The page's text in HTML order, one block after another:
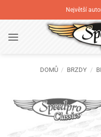
na
Největší
DOMŮ / BRZDY /